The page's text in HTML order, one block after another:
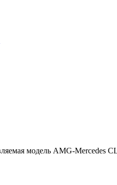
модель AMG-Mercedes